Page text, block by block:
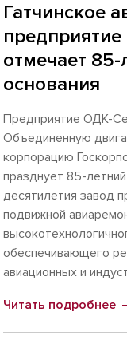
Гатчинское
отмечает 85-
основания
Предприятие ОДК-
Объединенную
корпорацию
празднует 85-
десятилетия завод
подвижной
обеспечивающего
авиационных и
Читать подробнее